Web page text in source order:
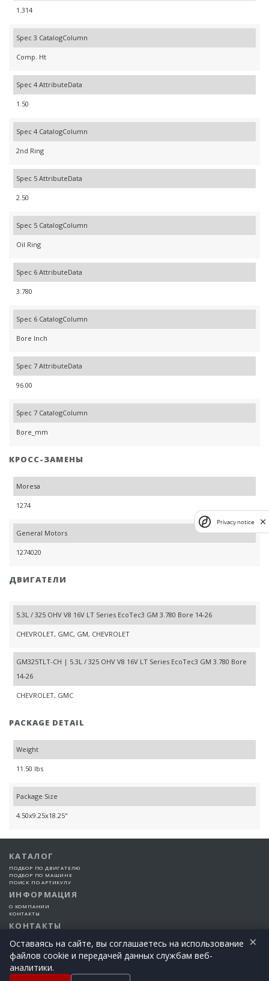
1.314
Spec 3 CatalogColumn
Comp. Ht
Spec 4 AttributeData
1.50
Spec 4 CatalogColumn
2nd Ring
Spec 5 AttributeData
2.50
Spec 5 CatalogColumn
Oil Ring
Spec 6 AttributeData
3.780
Spec 6 CatalogColumn
Bore Inch
Spec 7 AttributeData
96.00
Spec 7 CatalogColumn
Bore_mm
КРОСС-ЗАМЕНЫ
Moresa
1274
General Motors
1274020
ДВИГАТЕЛИ
5.3L / 325 OHV V8 16V LT Series EcoTec3 GM 3.780 Bore 14-26
CHEVROLET, GMC, GM, CHEVROLET
GM325TLT-CH | 5.3L / 325 OHV V8 16V LT Series EcoTec3 GM 3.780 Bore
14-26
CHEVROLET, GMC
PACKAGE DETAIL
Weight
11.50 lbs
Package Size
4.50x9.25x18.25"
КАТАЛОГ
ПОДБОР ПО ДВИГАТЕЛЮ
ПОДБОР ПО МАШИНЕ
ПОИСК ПО АРТИКУЛУ
ИНФОРМАЦИЯ
О КОМПАНИИ
КОНТАКТЫ
КОНТАКТЫ
©2015-2026 Все права защищены | EngineTech Россия
+7 (925) 101-99-66
Оставаясь на сайте, вы соглашаетесь на использование
файлов cookie и передачей данных службам веб-
аналитики.
×
Privacy notice